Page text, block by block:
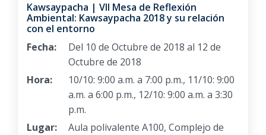
Kawsaypacha | VII Mesa de Reflexión
Ambiental: Kawsaypacha 2018 y su relación
con el entorno
Fecha:
Del 10 de Octubre de 2018 al 12 de
Octubre de 2018
Hora:
10/10: 9:00 a.m. a 7:00 p.m., 11/10: 9:00
a.m. a 6:00 p.m., 12/10: 9:00 a.m. a 3:30
p.m.
Lugar:
Aula polivalente A100, Complejo de